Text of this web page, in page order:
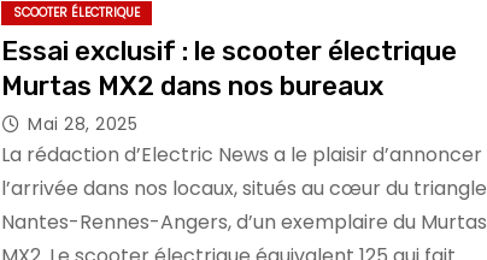
SCOOTER ÉLECTRIQUE
Essai exclusif : le scooter électrique
Murtas MX2 dans nos bureaux
Mai 28, 2025
La rédaction d’Electric News a le plaisir d’annoncer
l’arrivée dans nos locaux, situés au cœur du triangle
Nantes-Rennes-Angers, d’un exemplaire du Murtas